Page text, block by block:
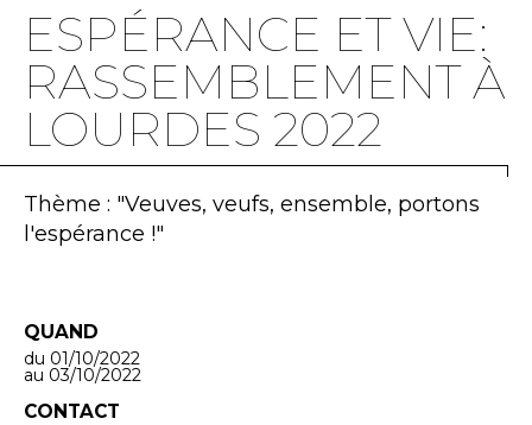
ESPÉRANCE ET VIE:
RASSEMBLEMENT À
LOURDES 2022
Thème : "Veuves, veufs, ensemble, portons
l'espérance !"
QUAND
du 01/10/2022
au 03/10/2022
CONTACT